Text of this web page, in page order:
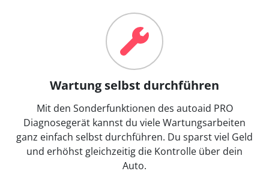
Wartung selbst durchführen
Mit den Sonderfunktionen des autoaid PRO
Diagnosegerät kannst du viele Wartungsarbeiten
ganz einfach selbst durchführen. Du sparst viel Geld
und erhöhst gleichzeitig die Kontrolle über dein
Auto.